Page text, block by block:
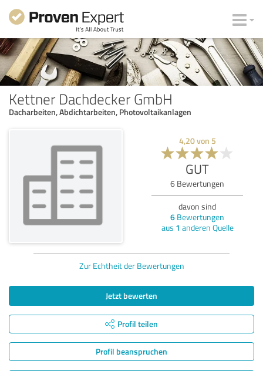
Kettner Dachdecker GmbH
Dacharbeiten, Abdichtarbeiten, Photovoltaikanlagen
4,20von 5
GUT
6 Bewertungen
davon sind
6 Bewertungen
aus 1 anderen Quelle
Zur Echtheit der Bewertungen
Jetzt bewerten
Profil teilen
Profil beanspruchen